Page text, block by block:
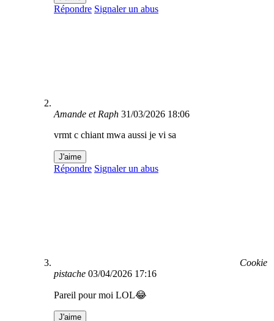
Répondre Signaler un abus
Amande et Raph 31/03/2026 18:06
vrmt c chiant mwa aussi je vi sa
J'aime
Répondre Signaler un abus
Cookie
pistache 03/04/2026 17:16
Pareil pour moi LOL😂
J'aime